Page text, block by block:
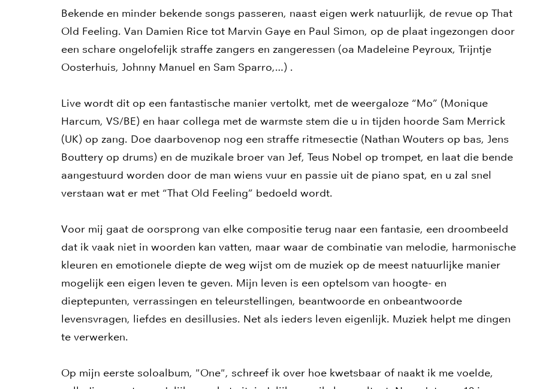
Bekende en minder bekende songs passeren, naast eigen werk natuurlijk, de revue op That
Old Feeling. Van Damien Rice tot Marvin Gaye en Paul Simon, op de plaat ingezongen door
een schare ongelofelijk straffe zangers en zangeressen (oa Madeleine Peyroux, Trijntje
Oosterhuis, Johnny Manuel en Sam Sparro,…) .
Live wordt dit op een fantastische manier vertolkt, met de weergaloze “Mo” (Monique
Harcum, VS/BE) en haar collega met de warmste stem die u in tijden hoorde Sam Merrick
(UK) op zang. Doe daarbovenop nog een straffe ritmesectie (Nathan Wouters op bas, Jens
Bouttery op drums) en de muzikale broer van Jef, Teus Nobel op trompet, en laat die bende
aangestuurd worden door de man wiens vuur en passie uit de piano spat, en u zal snel
verstaan wat er met “That Old Feeling” bedoeld wordt.
Voor mij gaat de oorsprong van elke compositie terug naar een fantasie, een droombeeld
dat ik vaak niet in woorden kan vatten, maar waar de combinatie van melodie, harmonische
kleuren en emotionele diepte de weg wijst om de muziek op de meest natuurlijke manier
mogelijk een eigen leven te geven. Mijn leven is een optelsom van hoogte- en
dieptepunten, verrassingen en teleurstellingen, beantwoorde en onbeantwoorde
levensvragen, liefdes en desillusies. Net als ieders leven eigenlijk. Muziek helpt me dingen
te verwerken.
Op mijn eerste soloalbum, "One", schreef ik over hoe kwetsbaar of naakt ik me voelde,